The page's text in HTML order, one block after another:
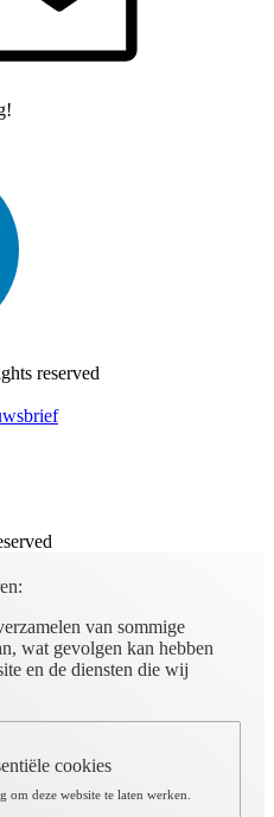
reserved
van sommige
wat gevolgen kan hebben
en de diensten die wij
cookies
om deze website te laten werken.